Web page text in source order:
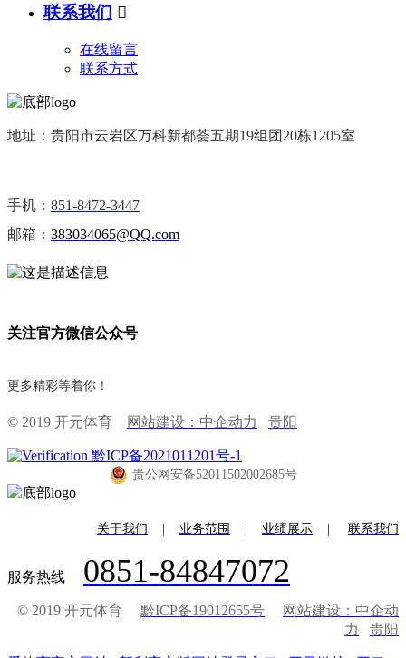
联系我们 
在线留言
联系方式
地址：贵阳市云岩区万科新都荟五期19组团20栋1205室
手机： 851-8472-3447
邮箱： 383034065@QQ.com
关注官方微信公众号
更多精彩等着你！
© 2019 开元体育 网站建设：中企动力 贵阳
黔ICP备2021011201号-1
贵公网安备52011502002685号
关于我们 业务范围 业绩展示 联系我们
服务热线 0851-84847072
© 2019 开元体育 黔ICP备19012655号
网站建设：中企动
力
贵阳